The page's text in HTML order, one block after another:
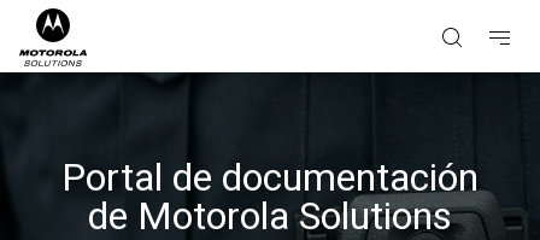
Portal de documentación
de Motorola Solutions